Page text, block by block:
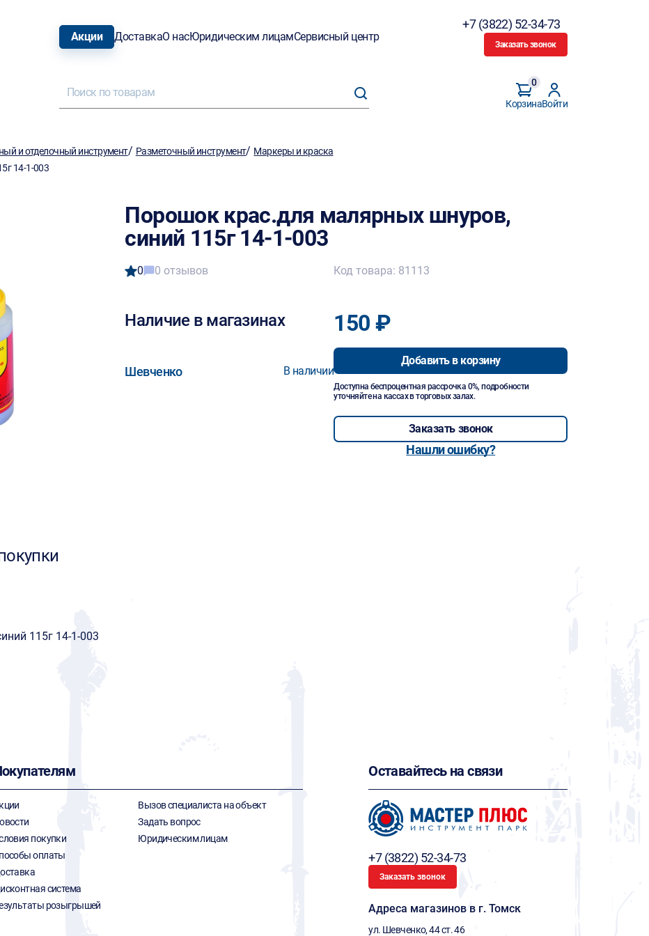
Акции ДоставкаО насЮридическим лицамСервисный центр
+7 (3822) 52-34-73
Заказать звонок
Корзина
0
Войти
и отделочный инструмент/ Разметочный инструмент/ Маркеры и краска
14-1-003
Порошок крас.для малярных шнуров,
синий 115г 14-1-003
0 0 отзывов
Наличие в магазинах
Шевченко В наличии
Код товара: 81113
150 ₽
Добавить в корзину
Доступна беспроцентная рассрочка 0%, подробности
уточняйте на кассах в торговых залах.
Заказать звонок
Нашли ошибку?
115г 14-1-003
покупки
оплаты
система
розыгрышей
Вызов специалиста на объект
Задать вопрос
Юридическим лицам
Оставайтесь на связи
+7 (3822) 52-34-73
Заказать звонок
Адреса магазинов в г. Томск
ул. Шевченко, 44 ст. 46